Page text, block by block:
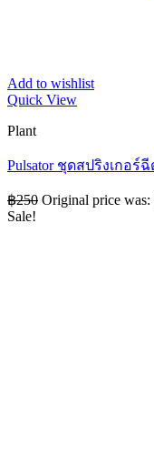
Add to wishlist
Quick View
Plant
Pulsator ชุดสปริงเกอร์
฿250 Original price was:
Sale!